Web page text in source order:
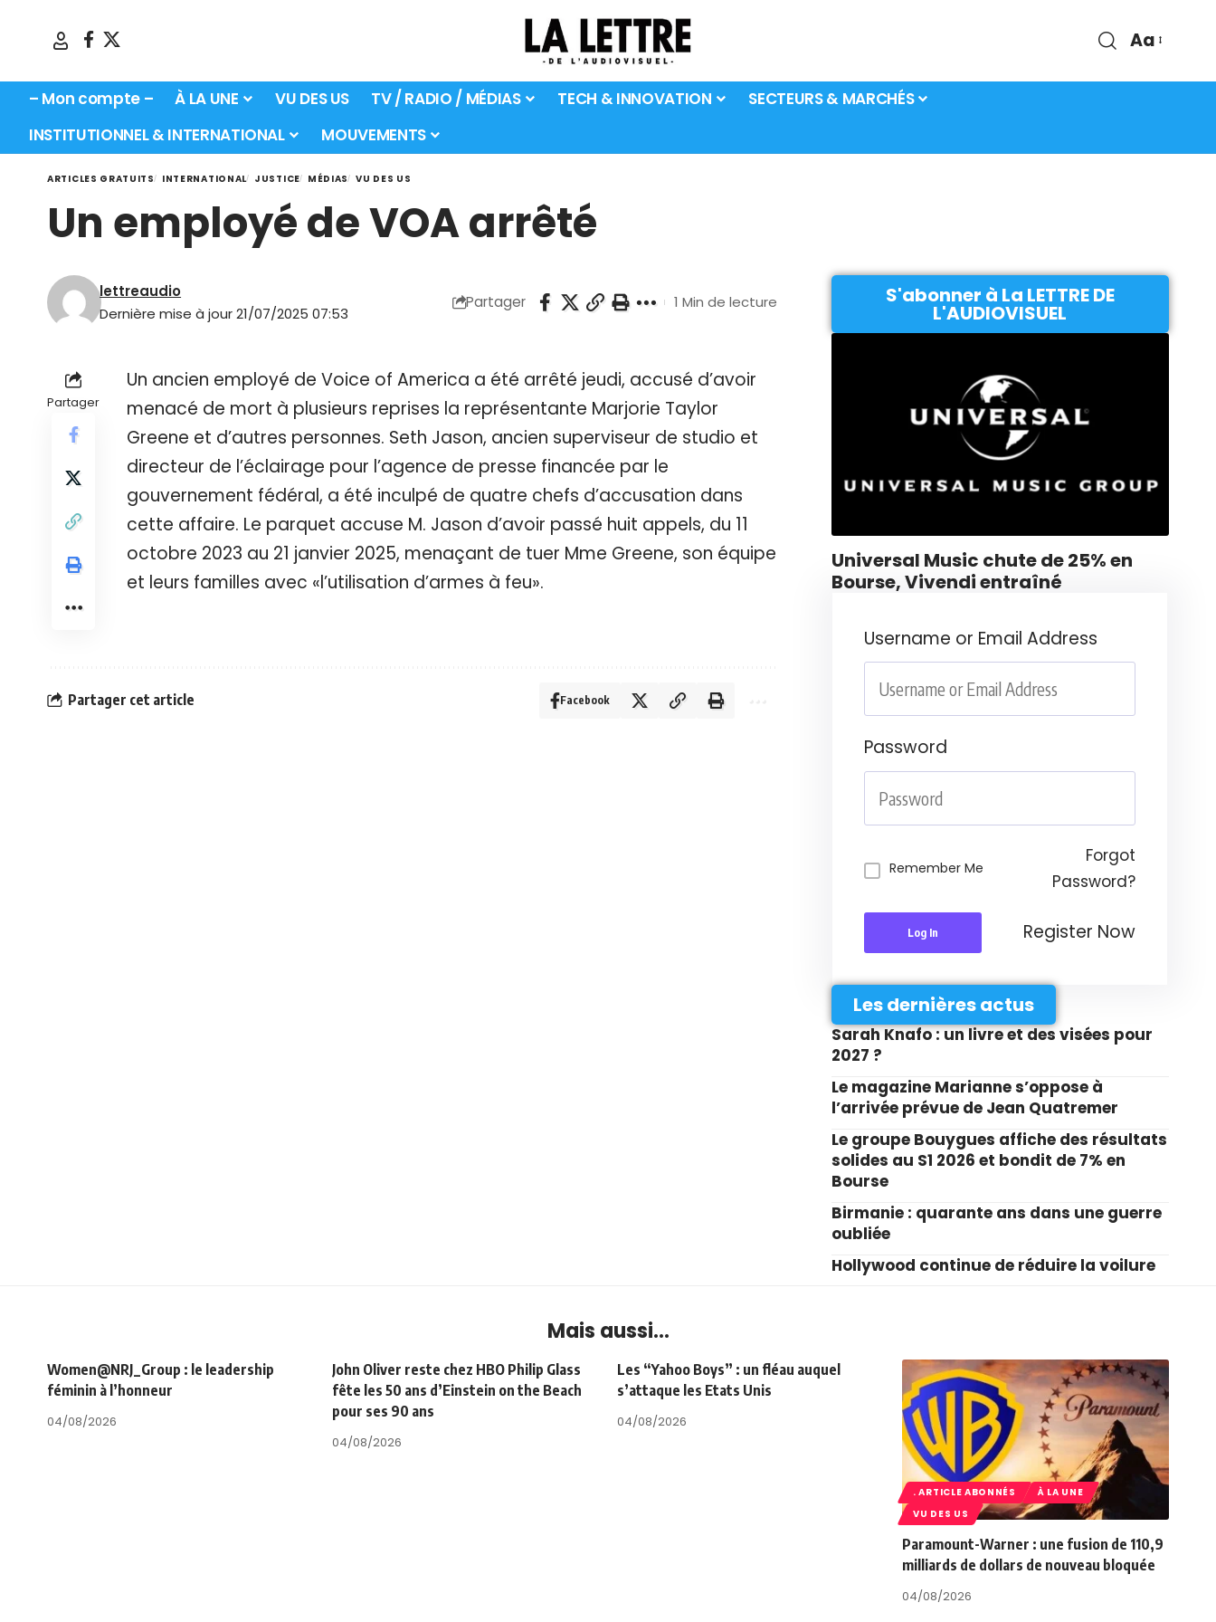
Aa
– Mon compte – À LA UNE VU DES US TV / RADIO / MÉDIAS TECH & INNOVATION
SECTEURS & MARCHÉS
INSTITUTIONNEL & INTERNATIONAL
MOUVEMENTS
ARTICLES GRATUITS INTERNATIONAL JUSTICE MÉDIAS VU DES US
Un employé de VOA arrêté
Dernière mise à jour 21/07/2025 07:53
lettreaudio
Partager 1 Min de lecture
Partager
Un ancien employé de Voice of America a été arrêté jeudi, accusé d’avoir
menacé de mort à plusieurs reprises la représentante Marjorie Taylor
Greene et d’autres personnes. Seth Jason, ancien superviseur de studio et
directeur de l’éclairage pour l’agence de presse financée par le
gouvernement fédéral, a été inculpé de quatre chefs d’accusation dans
cette affaire. Le parquet accuse M. Jason d’avoir passé huit appels, du 11
octobre 2023 au 21 janvier 2025, menaçant de tuer Mme Greene, son équipe
et leurs familles avec «l’utilisation d’armes à feu».
Partager cet article Facebook
S'abonner à La LETTRE DE
L'AUDIOVISUEL
Universal Music chute de 25% en
Bourse, Vivendi entraîné
Username or Email Address
Password
Remember Me
Forgot
Password?
Log In Register Now
Les dernières actus
Sarah Knafo : un livre et des visées pour
2027 ?
Le magazine Marianne s’oppose à
l’arrivée prévue de Jean Quatremer
Le groupe Bouygues affiche des résultats
solides au S1 2026 et bondit de 7% en
Bourse
Birmanie : quarante ans dans une guerre
oubliée
Hollywood continue de réduire la voilure
Mais aussi...
Women@NRJ_Group : le leadership
féminin à l’honneur
04/08/2026
John Oliver reste chez HBO Philip Glass
fête les 50 ans d’Einstein on the Beach
pour ses 90 ans
04/08/2026
Les “Yahoo Boys” : un fléau auquel
s’attaque les Etats Unis
04/08/2026
. ARTICLE ABONNÉS
À LA UNE
VU DES US
Paramount-Warner : une fusion de 110,9
milliards de dollars de nouveau bloquée
04/08/2026